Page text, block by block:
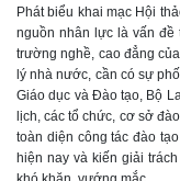
Phát biểu khai mạc Hội
nguồn nhân lực là vấn đề
trường nghề, cao đẳng
lý nhà nước, cần có sự
Giáo dục và Đào tạo, Bộ
lịch, các tổ chức, cơ sở
toàn diện công tác đào
hiện nay và kiến giải